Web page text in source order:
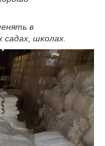
в
садах, школах.